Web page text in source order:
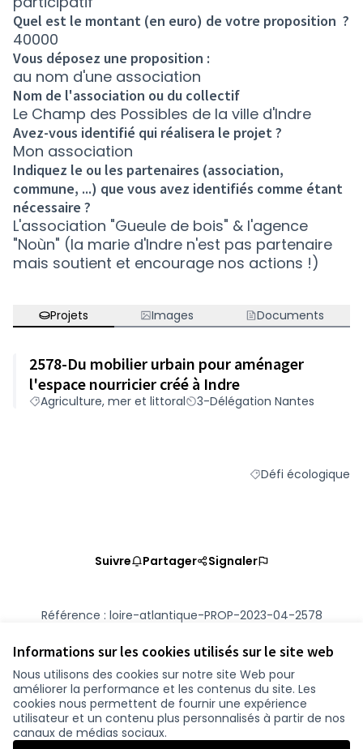
Informations sur les cookies utilisés sur le site web
Nous utilisons des cookies sur notre site Web pour
améliorer la performance et les contenus du site. Les
cookies nous permettent de fournir une expérience
utilisateur et un contenu plus personnalisés à partir de nos
canaux de médias sociaux.
Quel est le montant (en euro) de votre proposition ?
40000
Vous déposez une proposition :
au nom d'une association
Nom de l'association ou du collectif
Le Champ des Possibles de la ville d'Indre
Avez-vous identifié qui réalisera le projet ?
Mon association
Indiquez le ou les partenaires (association,
commune, ...) que vous avez identifiés comme étant
nécessaire ?
L'association "Gueule de bois" & l'agence
"Noùn" (la marie d'Indre n'est pas partenaire
mais soutient et encourage nos actions !)
Projets Images Documents
2578-Du mobilier urbain pour aménager
l'espace nourricier créé à Indre
Agriculture, mer et littoral 3-Délégation Nantes
Filtrer les résultats
Défi écologique
Suivre Partager Signaler
Référence : loire-atlantique-PROP-2023-04-2578
Vérifiez l'empreinte numérique
Conditions d'utilisation
Paramètres des cookies
participer.loire-atlantique.fr sur Facebook
participer.loire-atlantique.fr sur Instagram
participer.loire-atlantique.fr sur YouTube